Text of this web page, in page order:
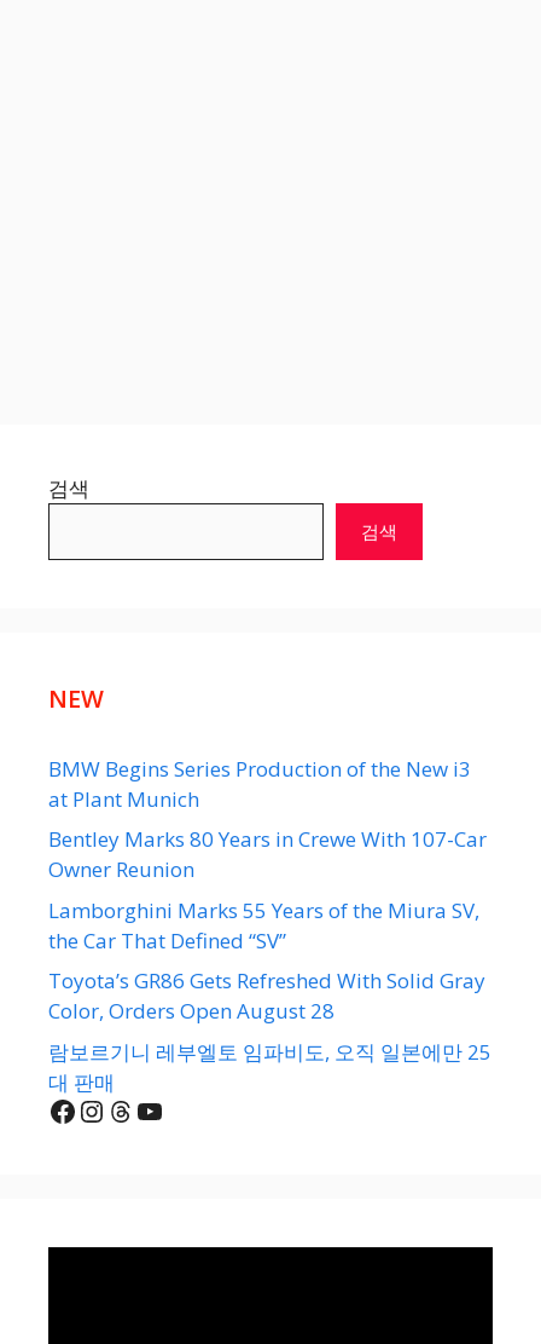
검색
검색
NEW
BMW Begins Series Production of the New i3
at Plant Munich
Bentley Marks 80 Years in Crewe With 107-Car
Owner Reunion
Lamborghini Marks 55 Years of the Miura SV,
the Car That Defined “SV”
Toyota’s GR86 Gets Refreshed With Solid Gray
Color, Orders Open August 28
람보르기니 레부엘토 임파비도, 오직 일본에만 25
대 판매
Facebook
Instagram
Threads
YouTube